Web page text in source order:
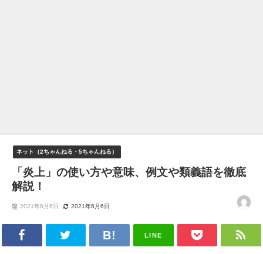
ネット（2ちゃんねる・5ちゃんねる）
「炎上」の使い方や意味、例文や類義語を徹底
解説！
2021年6月6日 2021年6月6日
LINE